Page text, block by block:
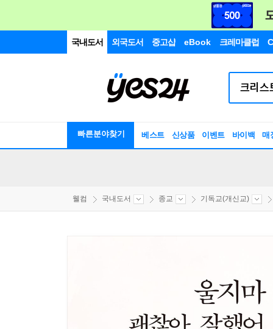
국내도서 외국도서 중고샵 eBook 크레마클럽
빠른분야찾기 베스트 신상품 이벤트 바이백 매
웰컴 국내도서 종교 기독교(개신교)